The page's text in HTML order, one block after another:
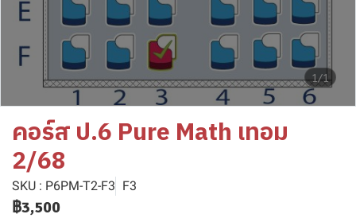
1/1
คอร์ส ป.6 Pure Math เทอม
2/68
SKU : P6PM-T2-F3 F3
฿3,500